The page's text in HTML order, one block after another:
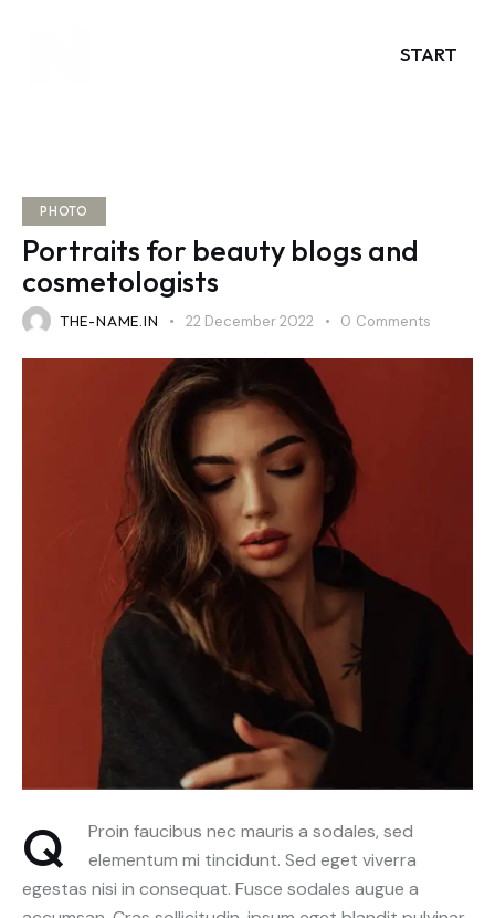
START
PHOTO
Portraits for beauty blogs and
cosmetologists
THE-NAME.IN 22 December 2022 0 Comments
Q
Proin faucibus nec mauris a sodales, sed
elementum mi tincidunt. Sed eget viverra
egestas nisi in consequat. Fusce sodales augue a